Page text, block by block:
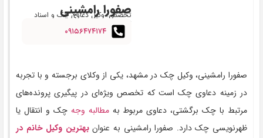
صفورا رامشینی
تخصص: وکیل دعاوی چک و اسناد
تجاری
۰۹۱۵۶۴۷۴۱۷۴
صفورا رامشینی، وکیل چک در مشهد، یکی از وکلای برجسته و با تجربه
در زمینه دعاوی چک است که تخصص ویژه‌ای در پیگیری پرونده‌های
مرتبط با چک برگشتی، دعاوی مربوط بهمطالبه وجه چک و انتقال یا
ظهرنویسی چک دارد. صفورا رامشینی به عنوانبهترین وکیل خانم در